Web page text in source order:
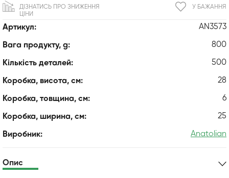
Артикул: AN3573
Вага продукту, g: 800
Кількість деталей: 500
Коробка, висота, см: 28
Коробка, товщина, см: 6
Коробка, ширина, см: 25
Виробник: Anatolian
У БАЖАННЯ
ДІЗНАТИСЬ ПРО ЗНИЖЕННЯ
ЦІНИ
Опис